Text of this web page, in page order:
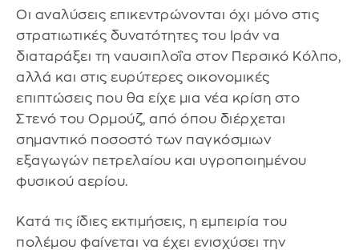
Οι αναλύσεις επικεντρώνονται όχι μόνο στις
στρατιωτικές δυνατότητες του Ιράν να
διαταράξει τη ναυσιπλοΐα στον Περσικό Κόλπο,
αλλά και στις ευρύτερες οικονομικές
επιπτώσεις που θα είχε μια νέα κρίση στο
Στενό του Ορμούζ, από όπου διέρχεται
σημαντικό ποσοστό των παγκόσμιων
εξαγωγών πετρελαίου και υγροποιημένου
φυσικού αερίου.
Κατά τις ίδιες εκτιμήσεις, η εμπειρία του
πολέμου φαίνεται να έχει ενισχύσει την